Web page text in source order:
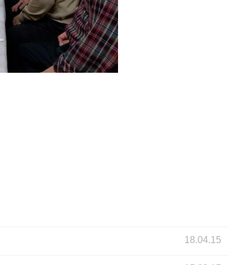
18.04.15